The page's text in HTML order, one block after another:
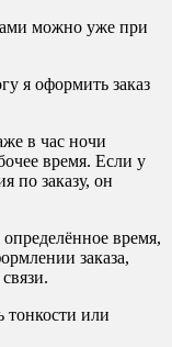
можно уже при
я оформить заказ
в час ночи
время. Если у
по заказу, он
время,
заказа,
тонкости или